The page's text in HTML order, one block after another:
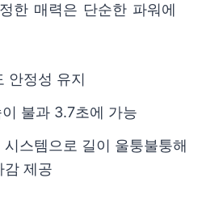
한 매력은 단순한 파워에
안정성 유지
불과 3.7초에 가능
스템으로 길이 울퉁불퉁해
감 제공